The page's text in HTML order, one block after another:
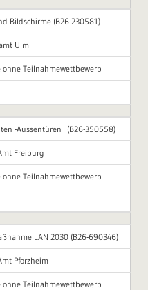
Bildschirme (B26-230581)
Ulm
Teilnahmewettbewerb
-Aussentüren_ (B26-350558)
Freiburg
Teilnahmewettbewerb
LAN 2030 (B26-690346)
Pforzheim
Teilnahmewettbewerb